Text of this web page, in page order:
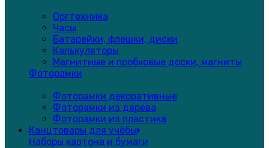
Оргтехника
Часы
Батарейки, флешки, диски
Калькуляторы
Магнитные и пробковые доски, магниты
Фоторамки
Фоторамки декоративные
Фоторамки из дерева
Фоторамки из пластика
Канцтовары для учёбы
Наборы картона и бумаги